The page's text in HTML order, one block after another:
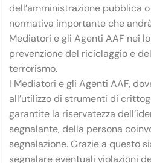
dell’amministrazione pubblica
normativa importante che
Mediatori e gli Agenti AAF nei
prevenzione del riciclaggio e
terrorismo.
I Mediatori e gli Agenti AAF,
all’utilizzo di strumenti di
garantite la riservatezza
segnalante, della persona
segnalazione. Grazie a questo
segnalare eventuali violazioni